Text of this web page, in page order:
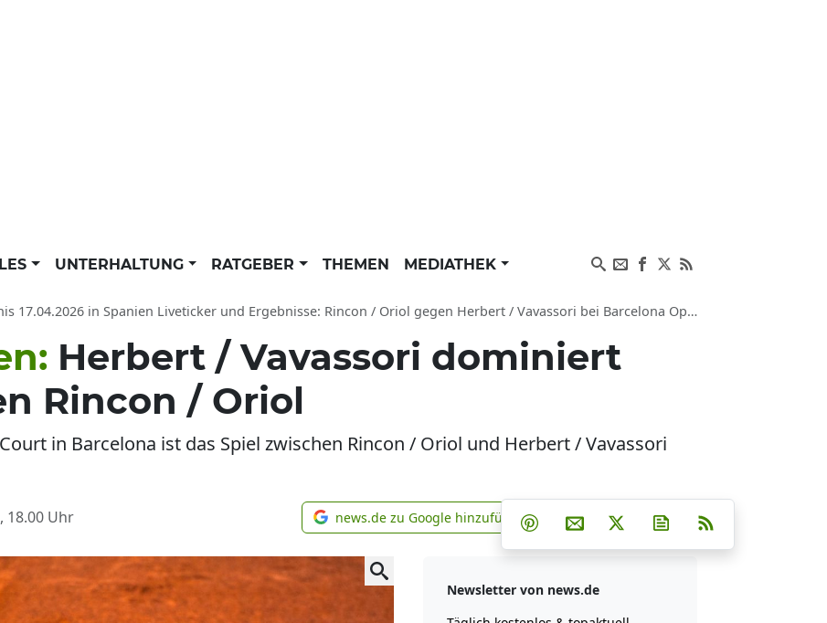
UNTERHALTUNG RATGEBER THEMEN MEDIATHEK
17.04.2026 in Spanien Liveticker und Ergebnisse: Rincon / Oriol gegen Herbert / Vavassori bei Barcelona Open Banc Sabadell
Herbert / Vavassori dominiert
Rincon / Oriol
in Barcelona ist das Spiel zwischen Rincon / Oriol und Herbert / Vavassori
18.00 Uhr news.de zu Google hinzufügen
news.de zu Google hinzufügen Teilen auf Facebook
Teilen auf Whatsapp
Teilen auf Telegram
Teilen auf Pinterest
Per E-Mail teilen
Post auf XNewsletter
Newsletter von news.de